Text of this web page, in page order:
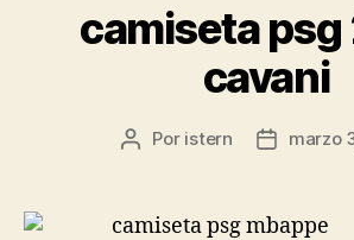
camiseta psg
cavani
Autor
entrada
Por istern
Fecha
entrada
marzo